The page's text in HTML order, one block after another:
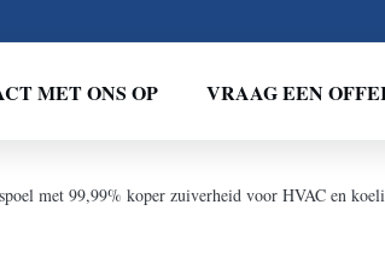
MET ONS OP VRAAG EEN
met 99,99% koper zuiverheid voor HVAC en